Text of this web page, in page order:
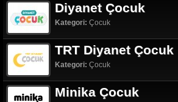
Diyanet Çocuk
Kategori: Çocuk
TRT Diyanet Çocuk
Kategori: Çocuk
Minika Çocuk